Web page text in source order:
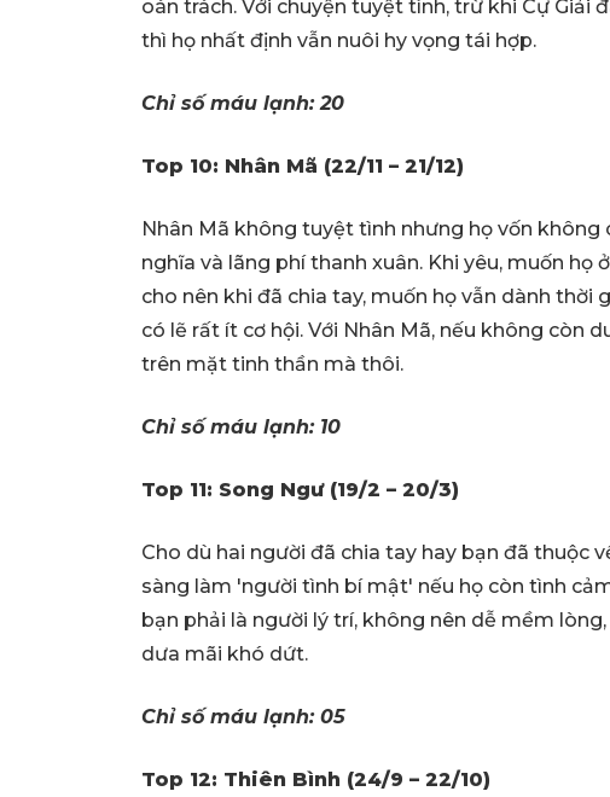
oán trách. Với chuyện tuyệt tình, trừ khi Cự Giải
thì họ nhất định vẫn nuôi hy vọng tái hợp.
Chỉ số máu lạnh: 20
Top 10: Nhân Mã (22/11 – 21/12)
Nhân Mã không tuyệt tình nhưng họ vốn
nghĩa và lãng phí thanh xuân. Khi yêu, muốn họ
cho nên khi đã chia tay, muốn họ vẫn dành thời
có lẽ rất ít cơ hội. Với Nhân Mã, nếu không còn
trên mặt tinh thần mà thôi.
Chỉ số máu lạnh: 10
Top 11: Song Ngư (19/2 – 20/3)
Cho dù hai người đã chia tay hay bạn đã thuộc
sàng làm 'người tình bí mật' nếu họ còn tình
bạn phải là người lý trí, không nên dễ mềm
dưa mãi khó dứt.
Chỉ số máu lạnh: 05
Top 12: Thiên Bình (24/9 – 22/10)